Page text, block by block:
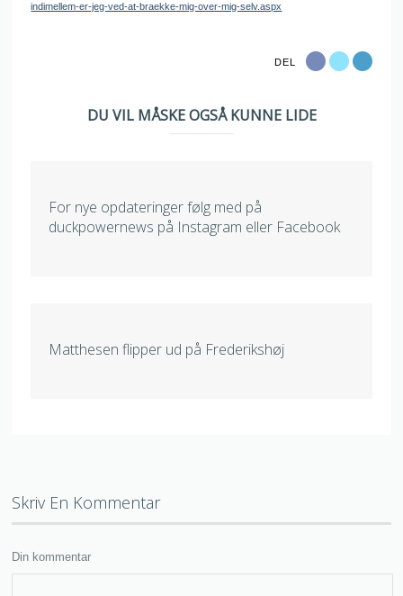
indimellem-er-jeg-ved-at-braekke-mig-over-mig-selv.aspx
DEL
DU VIL MÅSKE OGSÅ KUNNE LIDE
For nye opdateringer følg med på
duckpowernews på Instagram eller Facebook
Matthesen flipper ud på Frederikshøj
Skriv En Kommentar
Din kommentar